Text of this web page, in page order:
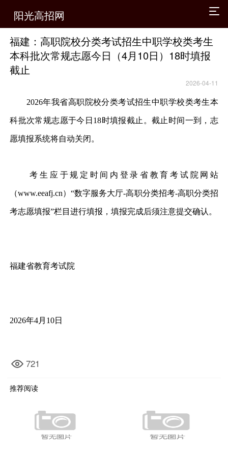
阳光高招网
福建：高职院校分类考试招生中职学校类考生
本科批次常规志愿今日（4月10日）18时填报
截止
2026-04-11
2026年我省高职院校分类考试招生中职学校类考生本
科批次常规志愿于今日18时填报截止。截止时间一到，志
愿填报系统将自动关闭。
考生应于规定时间内登录省教育考试院网站
（www.eeafj.cn）“数字服务大厅-高职分类招考-高职分类招
考志愿填报”栏目进行填报，填报完成后须注意提交确认。
福建省教育考试院
2026年4月10日
721
推荐阅读